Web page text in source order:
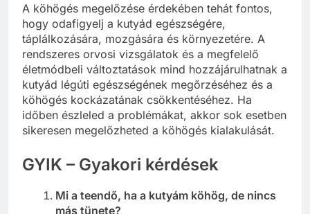
A köhögés megelőzése érdekében tehát fontos,
hogy odafigyelj a kutyád egészségére,
táplálkozására, mozgására és környezetére. A
rendszeres orvosi vizsgálatok és a megfelelő
életmódbeli változtatások mind hozzájárulhatnak a
kutyád légúti egészségének megőrzéséhez és a
köhögés kockázatának csökkentéséhez. Ha
időben észleled a problémákat, akkor sok esetben
sikeresen megelőzheted a köhögés kialakulását.
GYIK – Gyakori kérdések
Mi a teendő, ha a kutyám köhög, de nincs
más tünete?